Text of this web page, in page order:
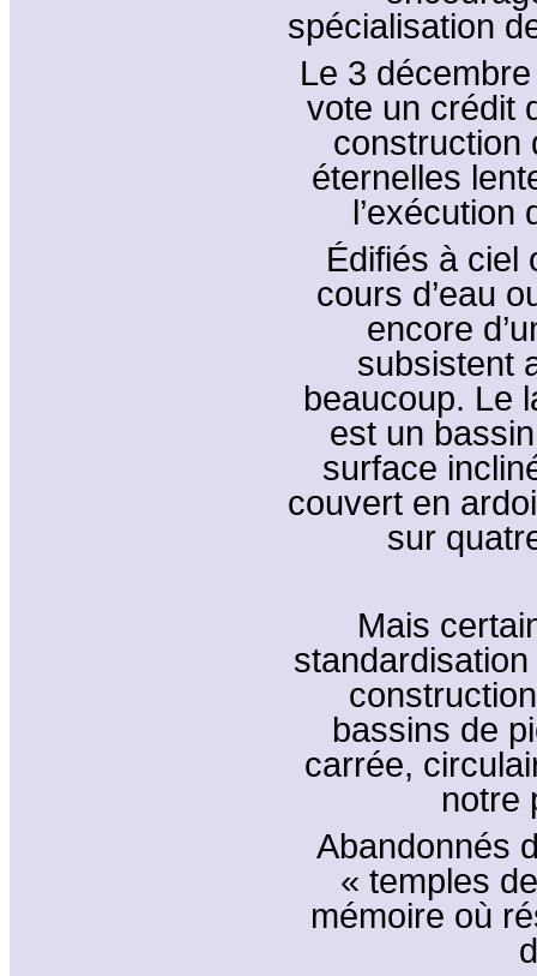
spécialisation
Le 3
vote un crédit
construction
éternelles
l’exécution
Édifiés à ciel
cours d’eau
encore
subsistent
beaucoup. Le
est un
surface
couvert en
sur
Mais
bassins de
carrée,
notre
Abandonnés
« temples
mémoire où